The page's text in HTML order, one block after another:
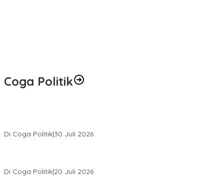
Coga Politik
Di Coga Politik|30 Juli 2026
Di Coga Politik|20 Juli 2026